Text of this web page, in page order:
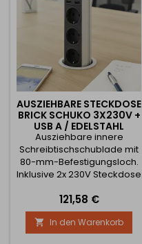
AUSZIEHBARE STECKDOSE
BRICK SCHUKO 3X230V +
USB A / EDELSTAHL
Ausziehbare innere
Schreibtischschublade mit
80-mm-Befestigungsloch.
Inklusive 2x 230V Steckdose
Befestigungsloch : 80 mm
Höhe der Steckdose 265
mm Auszug der Schublade
: 189 mm Die Steckdose ist
Preis
121,58 €
 In den Warenkorb